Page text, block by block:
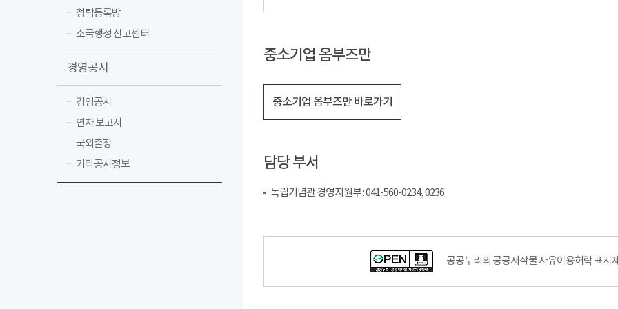
청탁등록방
소극행정 신고센터
경영공시
경영공시
연차 보고서
국외출장
기타공시정보
중소기업 옴부즈만
중소기업 옴부즈만 바로가기
담당 부서
독립기념관 경영지원부 : 041-560-0234, 0236
공공누리의 공공저작물 자유이용허락 표시